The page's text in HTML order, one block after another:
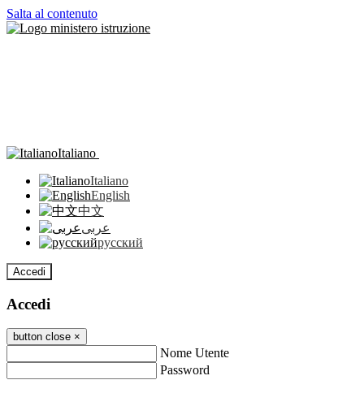
Salta al contenuto
Italiano
Italiano
English
中文
عربى
русский
Accedi
Accedi
button close ×
Nome Utente
Password